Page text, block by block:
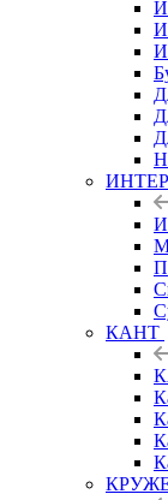
КАНТ